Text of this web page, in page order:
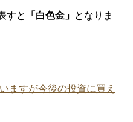
すと 「白色金」 となりま
ますが今後の投資に買え